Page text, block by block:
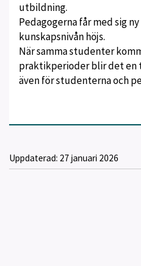
utbildning.
Pedagogerna får med sig
kunskapsnivån höjs.
När samma studenter
praktikperioder blir det en
även för studenterna och
Uppdaterad: 27 januari 2026